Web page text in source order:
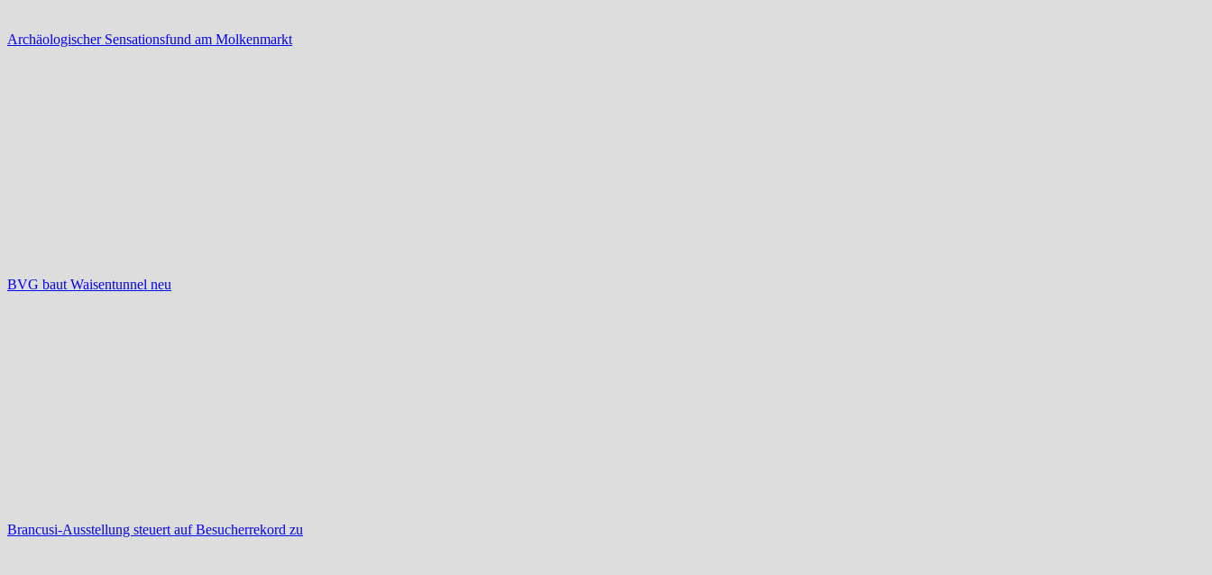
Archäologischer Sensationsfund am Molkenmarkt
BVG baut Waisentunnel neu
Brancusi-Ausstellung steuert auf Besucherrekord zu